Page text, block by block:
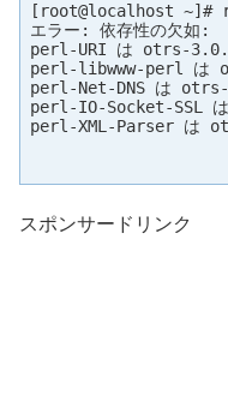
[root@localhost ~]#
エラー: 依存性の欠如:
perl-URI は otrs-
perl-libwww-perl は
perl-Net-DNS は otrs-
perl-IO-Socket-SSL
perl-XML-Parser は
スポンサードリンク